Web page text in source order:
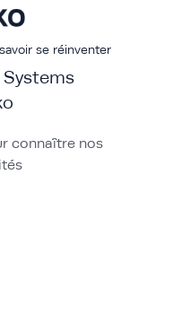
se réinventer
Systems
connaître nos